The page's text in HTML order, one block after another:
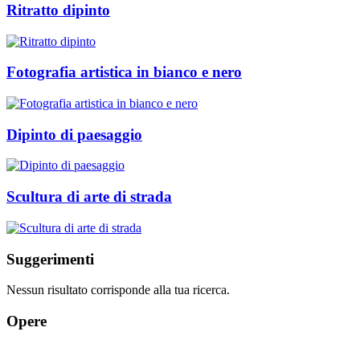
Ritratto dipinto
Fotografia artistica in bianco e nero
Dipinto di paesaggio
Scultura di arte di strada
Suggerimenti
Nessun risultato corrisponde alla tua ricerca.
Opere